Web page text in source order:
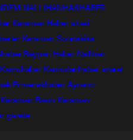
NALLIHANHASHABER
Karaman Haber sitesi
Karaman Sondakika
Beyparı Haber Nallıhan
Kamuhaber Kamudanhaber imaret
Ermenekhaber Ayrancı
Karaman Basın Karaman
gazete